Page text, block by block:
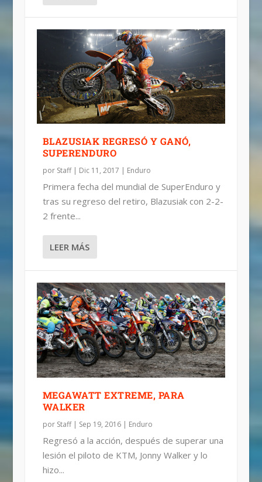
BLAZUSIAK REGRESÓ Y GANÓ,
SUPERENDURO
por Staff| Dic 11, 2017 | Enduro
Primera fecha del mundial de SuperEnduro y
tras su regreso del retiro, Blazusiak con 2-2-
2 frente...
LEER MÁS
MEGAWATT EXTREME, PARA
WALKER
por Staff| Sep 19, 2016| Enduro
Regresó a la acción, después de superar una
lesión el piloto de KTM, Jonny Walker y lo
hizo...